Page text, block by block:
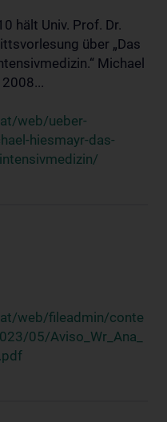
hält Univ. Prof. Dr.
über „Das
Michael
web/ueber-
hiesmayr-das-
web/fileadmin/conte
05/Aviso_Wr_Ana_